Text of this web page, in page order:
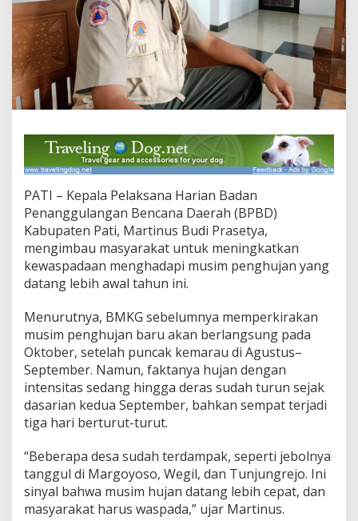
b
i
l
,
P
B
D
a
t
m
b
a
W
a
r
g
a
W
a
s
p
d
a
a
n
PATI – Kepala Pelaksana Harian Badan
Penanggulangan Bencana Daerah (BPBD)
Kabupaten Pati, Martinus Budi Prasetya,
mengimbau masyarakat untuk meningkatkan
kewaspadaan menghadapi musim penghujan yang
datang lebih awal tahun ini.
Menurutnya, BMKG sebelumnya memperkirakan
musim penghujan baru akan berlangsung pada
Oktober, setelah puncak kemarau di Agustus–
September. Namun, faktanya hujan dengan
intensitas sedang hingga deras sudah turun sejak
dasarian kedua September, bahkan sempat terjadi
tiga hari berturut-turut.
“Beberapa desa sudah terdampak, seperti jebolnya
tanggul di Margoyoso, Wegil, dan Tunjungrejo. Ini
sinyal bahwa musim hujan datang lebih cepat, dan
masyarakat harus waspada,” ujar Martinus.